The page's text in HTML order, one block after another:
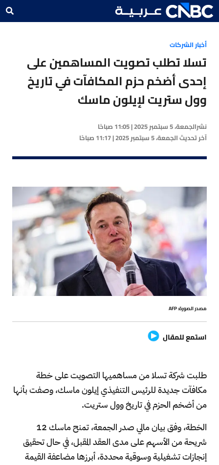
أخبار الشركات
تسلا تطلب تصويت المساهمين على
إحدى أضخم حزم المكافآت في تاريخ
وول ستريت لإيلون ماسك
نشرالجمعة، 5 سبتمبر 2025 | 11:05 صباحًا
آخر تحديثالجمعة، 5 سبتمبر 2025 | 11:17 صباحًا
مصدر الصورة: AFP
استمع للمقال
طلبت شركة تسلا من مساهميها التصويت على خطة
مكافآت جديدة للرئيس التنفيذي إيلون ماسك، وصفت بأنها
من أضخم الحزم في تاريخ وول ستريت.
الخطة، وفق بيان مالي صدر الجمعة، تمنح ماسك 12
شريحة من الأسهم على مدى العقد المقبل، في حال تحقيق
إنجازات تشغيلية وسوقية محددة، أبرزها مضاعفة القيمة